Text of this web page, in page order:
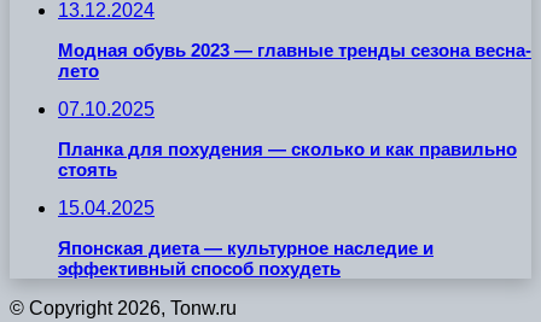
13.12.2024
Модная обувь 2023 — главные тренды сезона весна-
лето
07.10.2025
Планка для похудения — сколько и как правильно
стоять
15.04.2025
Японская диета — культурное наследие и
эффективный способ похудеть
© Copyright 2026, Tonw.ru